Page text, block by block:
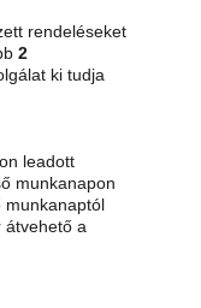
rendeléseket
2
ki tudja
leadott
munkanapon
munkanaptól
átvehető a